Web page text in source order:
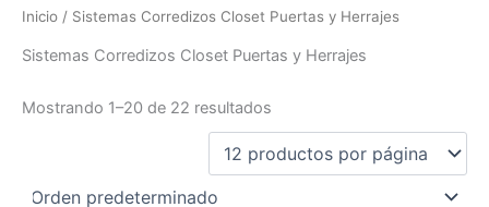
Inicio / Sistemas Corredizos Closet Puertas y Herrajes
Sistemas Corredizos Closet Puertas y Herrajes
Mostrando 1–20 de 22 resultados